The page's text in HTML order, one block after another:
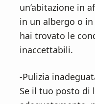
un’abitazione in
in un albergo o
hai trovato le
inaccettabili.
-Pulizia
Se il tuo posto di